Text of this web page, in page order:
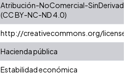
Atribución-NoComercial-
(CC BY-NC-ND 4.0)
http://creativecommons.org/
Hacienda pública
Estabilidad económica